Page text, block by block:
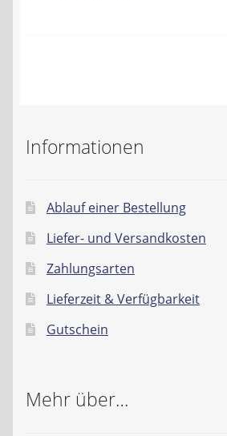
Datenschutzerklärung
Informationen
Ablauf einer Bestellung
Liefer- und Versandkosten
Zahlungsarten
Lieferzeit & Verfügbarkeit
Gutschein
Mehr über…